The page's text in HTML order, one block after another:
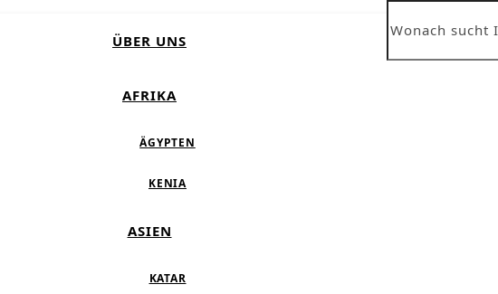
ÜBER UNS
AFRIKA
ÄGYPTEN
KENIA
ASIEN
KATAR